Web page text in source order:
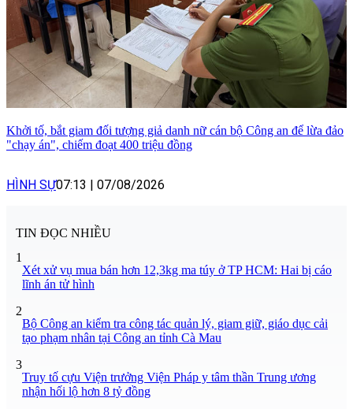
Khởi tố, bắt giam đối tượng giả danh nữ cán bộ Công an để lừa đảo
"chạy án", chiếm đoạt 400 triệu đồng
HÌNH SỰ07:13 07/08/2026
TIN ĐỌC NHIỀU
1
Xét xử vụ mua bán hơn 12,3kg ma túy ở TP HCM: Hai bị cáo
lĩnh án tử hình
2
Bộ Công an kiểm tra công tác quản lý, giam giữ, giáo dục cải
tạo phạm nhân tại Công an tỉnh Cà Mau
3
Truy tố cựu Viện trưởng Viện Pháp y tâm thần Trung ương
nhận hối lộ hơn 8 tỷ đồng